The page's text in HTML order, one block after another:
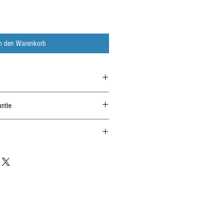
den Warenkorb